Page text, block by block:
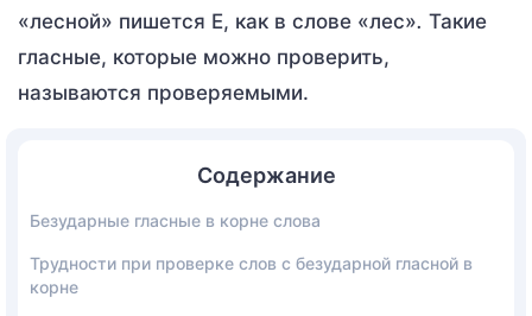
«лесной» пишется Е, как в слове «лес». Такие
гласные, которые можно проверить,
называются проверяемыми.
Содержание
Безударные гласные в корне слова
Трудности при проверке слов с безударной гласной в
корне